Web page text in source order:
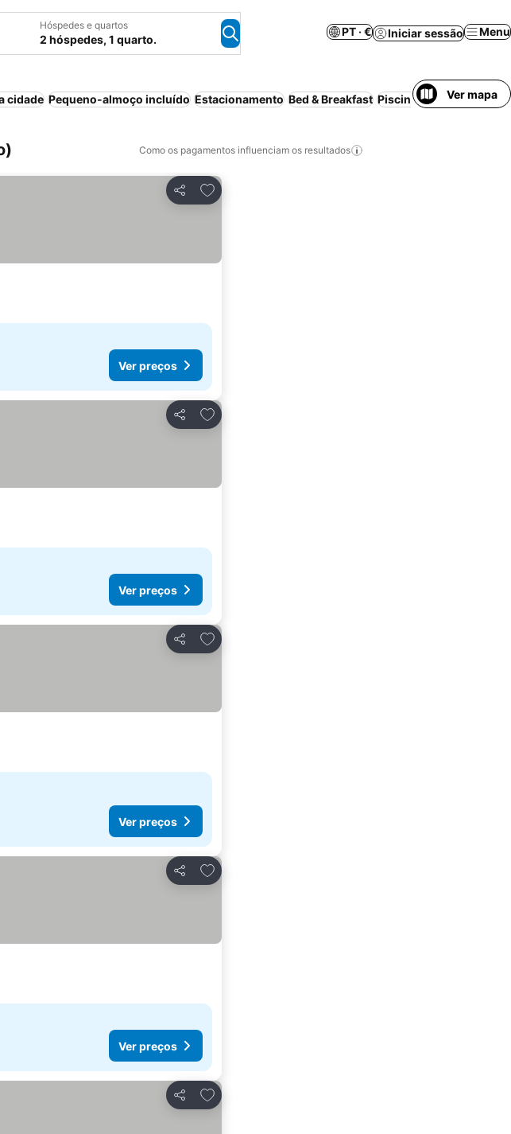
Hóspedes e quartos
2 hóspedes, 1 quarto.
PT · € Iniciar sessão Menu
cidade Pequeno-almoço incluído Estacionamento Bed & Breakfast Piscina Spa Aparthotel
Ver mapa
Como os pagamentos influenciam os resultados
Partilhar
Adicionar aos favoritos
Ver preços
Partilhar
Adicionar aos favoritos
Ver preços
Partilhar
Adicionar aos favoritos
Ver preços
Partilhar
Adicionar aos favoritos
Ver preços
Partilhar
Adicionar aos favoritos